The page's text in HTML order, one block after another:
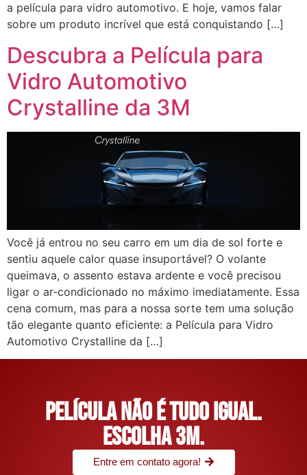
a película para vidro automotivo. E hoje, vamos falar
sobre um produto incrível que está conquistando […]
Descubra a Película para
Vidro Automotivo
Crystalline da 3M
Você já entrou no seu carro em um dia de sol forte e
sentiu aquele calor quase insuportável? O volante
queimava, o assento estava ardente e você precisou
ligar o ar-condicionado no máximo imediatamente. Essa
cena comum, mas para a nossa sorte tem uma solução
tão elegante quanto eficiente: a Película para Vidro
Automotivo Crystalline da […]
Película não é tudo igual.
Escolha 3M.
Entre em contato agora!